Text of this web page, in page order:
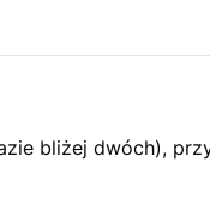
bliżej dwóch),